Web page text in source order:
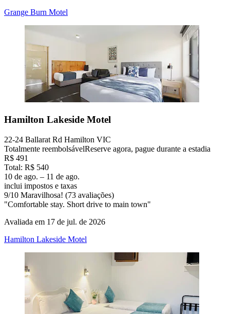
Grange Burn Motel
Hamilton Lakeside Motel
22-24 Ballarat Rd Hamilton VIC
Totalmente reembolsávelReserve agora, pague durante a estadia
R$ 491
Total: R$ 540
10 de ago. – 11 de ago.
inclui impostos e taxas
9/10 Maravilhosa! (73 avaliações)
"Comfortable stay. Short drive to main town"
Avaliada em 17 de jul. de 2026
Hamilton Lakeside Motel